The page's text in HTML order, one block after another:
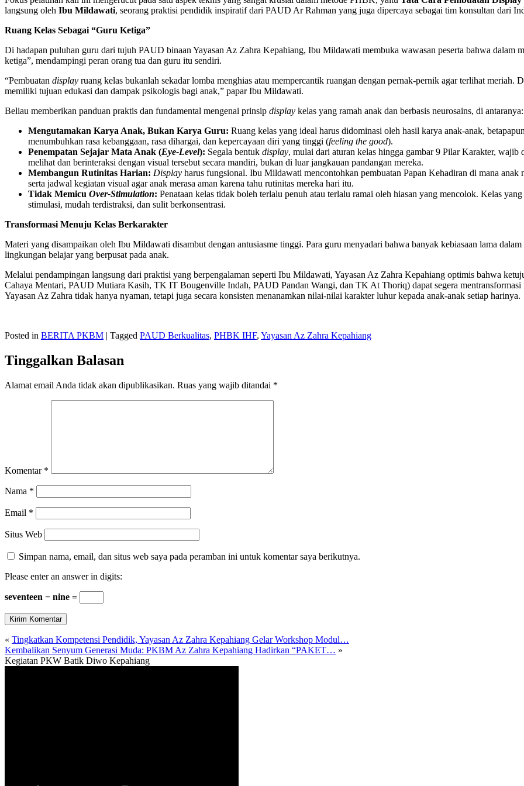
langsung oleh Ibu Mildawati, seorang praktisi pendidik inspiratif dari PAUD Ar Rahman yang juga dipercaya sebagai tim konsultan dari
Ruang Kelas Sebagai “Guru Ketiga”
Di hadapan puluhan guru dari tujuh PAUD binaan Yayasan Az Zahra Kepahiang, Ibu Mildawati membuka wawasan peserta bahwa dalam
ketiga”, mendampingi peran orang tua dan guru itu sendiri.
“Pembuatan display ruang kelas bukanlah sekadar lomba menghias atau mempercantik ruangan dengan pernak-pernik agar terlihat
memiliki tujuan edukasi dan dampak psikologis bagi anak,” papar Ibu Mildawati.
Beliau memberikan panduan praktis dan fundamental mengenai prinsip display kelas yang ramah anak dan berbasis neurosains, di antaranya:
Mengutamakan Karya Anak, Bukan Karya Guru: Ruang kelas yang ideal harus didominasi oleh hasil karya anak-anak,
menumbuhkan rasa kebanggaan, rasa dihargai, dan kepercayaan diri yang tinggi (feeling the good).
Penempatan Sejajar Mata Anak (Eye-Level): Segala bentuk display, mulai dari aturan kelas hingga gambar 9 Pilar Karakter, wajib
melihat dan berinteraksi dengan visual tersebut secara mandiri, bukan di luar jangkauan pandangan mereka.
Membangun Rutinitas Harian: Display harus fungsional. Ibu Mildawati mencontohkan pembuatan Papan Kehadiran di mana
serta jadwal kegiatan visual agar anak merasa aman karena tahu rutinitas mereka hari itu.
Tidak Memicu Over-Stimulation: Penataan kelas tidak boleh terlalu penuh atau terlalu ramai oleh hiasan yang mencolok. Kelas
stimulasi, mudah terdistraksi, dan sulit berkonsentrasi.
Transformasi Menuju Kelas Berkarakter
Materi yang disampaikan oleh Ibu Mildawati disambut dengan antusiasme tinggi. Para guru menyadari bahwa banyak kebiasaan lama
lingkungan belajar yang berpusat pada anak.
Melalui pendampingan langsung dari praktisi yang berpengalaman seperti Ibu Mildawati, Yayasan Az Zahra Kepahiang optimis bahwa
Cahaya Mentari, PAUD Mutiara Kasih, TK IT Bougenville Indah, PAUD Pandan Wangi, dan TK At Thoriq) dapat segera mentransformasi
Yayasan Az Zahra tidak hanya nyaman, tetapi juga secara konsisten menanamkan nilai-nilai karakter luhur kepada anak-anak setiap harinya.
Posted in BERITA PKBM | Tagged PAUD Berkualitas, PHBK IHF, Yayasan Az Zahra Kepahiang
Tinggalkan Balasan
Alamat email Anda tidak akan dipublikasikan. Ruas yang wajib ditandai *
Komentar *
Nama *
Email *
Situs Web
Simpan nama, email, dan situs web saya pada peramban ini untuk komentar saya berikutnya.
Please enter an answer in digits:
seventeen − nine =
« Tingkatkan Kompetensi Pendidik, Yayasan Az Zahra Kepahiang Gelar Workshop Modul…
Kembalikan Senyum Generasi Muda: PKBM Az Zahra Kepahiang Hadirkan “PAKET… »
Kegiatan PKW Batik Diwo Kepahiang